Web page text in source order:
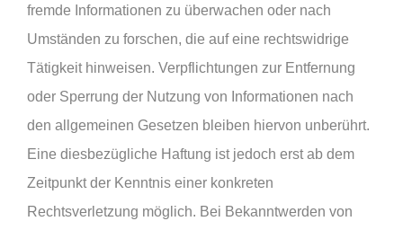
fremde Informationen zu überwachen oder nach
Umständen zu forschen, die auf eine rechtswidrige
Tätigkeit hinweisen. Verpflichtungen zur Entfernung
oder Sperrung der Nutzung von Informationen nach
den allgemeinen Gesetzen bleiben hiervon unberührt.
Eine diesbezügliche Haftung ist jedoch erst ab dem
Zeitpunkt der Kenntnis einer konkreten
Rechtsverletzung möglich. Bei Bekanntwerden von